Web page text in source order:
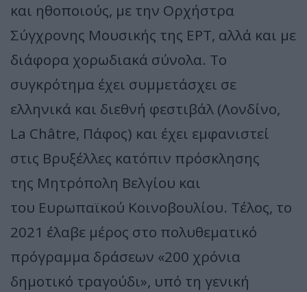
και ηθοποιούς, με την Ορχήστρα
Σύγχρονης Μουσικής της ΕΡΤ, αλλά και με
διάφορα χορωδιακά σύνολα. Το
συγκρότημα έχει συμμετάσχει σε
ελληνικά και διεθνή φεστιβάλ (Λονδίνο,
La Châtre, Πάφος) και έχει εμφανιστεί
στις Βρυξέλλες κατόπιν πρόσκλησης
της Μητρόπολη Βελγίου και
του Ευρωπαϊκού Κοινοβουλίου. Τέλος, το
2021 έλαβε μέρος στο πολυθεματικό
πρόγραμμα δράσεων «200 χρόνια
δημοτικό τραγούδι», υπό τη γενική